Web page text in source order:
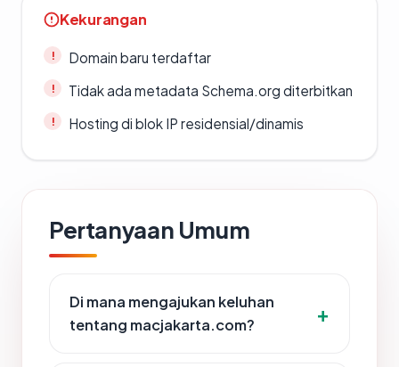
Kekurangan
Domain baru terdaftar
Tidak ada metadata Schema.org diterbitkan
Hosting di blok IP residensial/dinamis
Pertanyaan Umum
Di mana mengajukan keluhan
tentang macjakarta.com?